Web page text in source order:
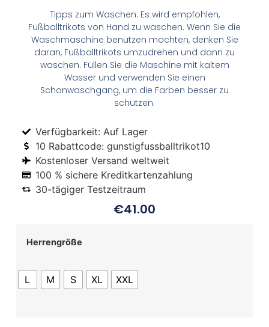
Tipps zum Waschen: Es wird empfohlen,
Fußballtrikots von Hand zu waschen. Wenn Sie die
Waschmaschine benutzen möchten, denken Sie
daran, Fußballtrikots umzudrehen und dann zu
waschen. Füllen Sie die Maschine mit kaltem
Wasser und verwenden Sie einen
Schonwaschgang, um die Farben besser zu
schützen.
Verfügbarkeit: Auf Lager
10 Rabattcode: gunstigfussballtrikot10
Kostenloser Versand weltweit
100 % sichere Kreditkartenzahlung
30-tägiger Testzeitraum
€41.00
Herrengröße
L M S XL XXL